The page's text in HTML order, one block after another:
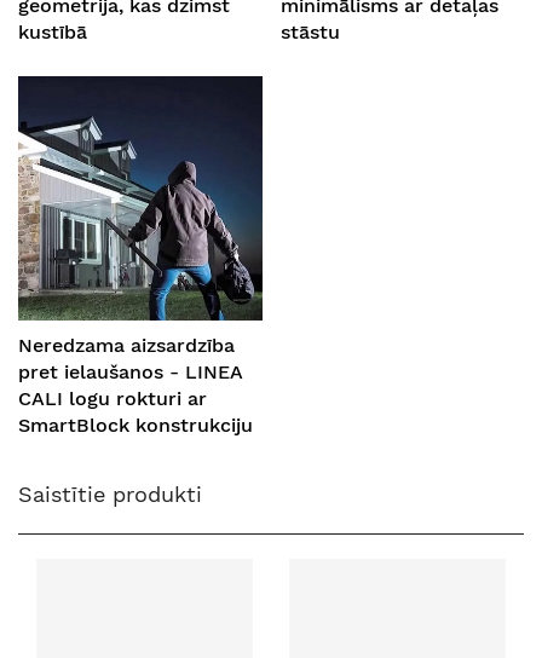
ģeometrija, kas dzimst
kustībā
minimālisms ar detaļas
stāstu
Neredzama aizsardzība
pret ielaušanos - LINEA
CALI logu rokturi ar
SmartBlock konstrukciju
Saistītie produkti